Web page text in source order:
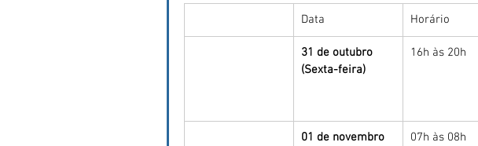
Data Horário
31 de outubro
(Sexta-feira)
16h às 20h
01 de novembro
07h às 08h